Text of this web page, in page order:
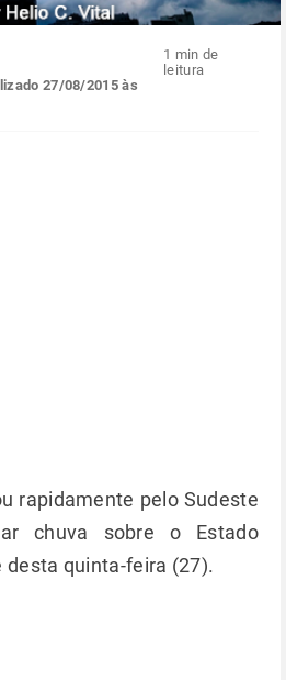
27/08/2015 às
1 min de
leitura
rapidamente pelo Sudeste
chuva sobre o Estado
quinta-feira (27).